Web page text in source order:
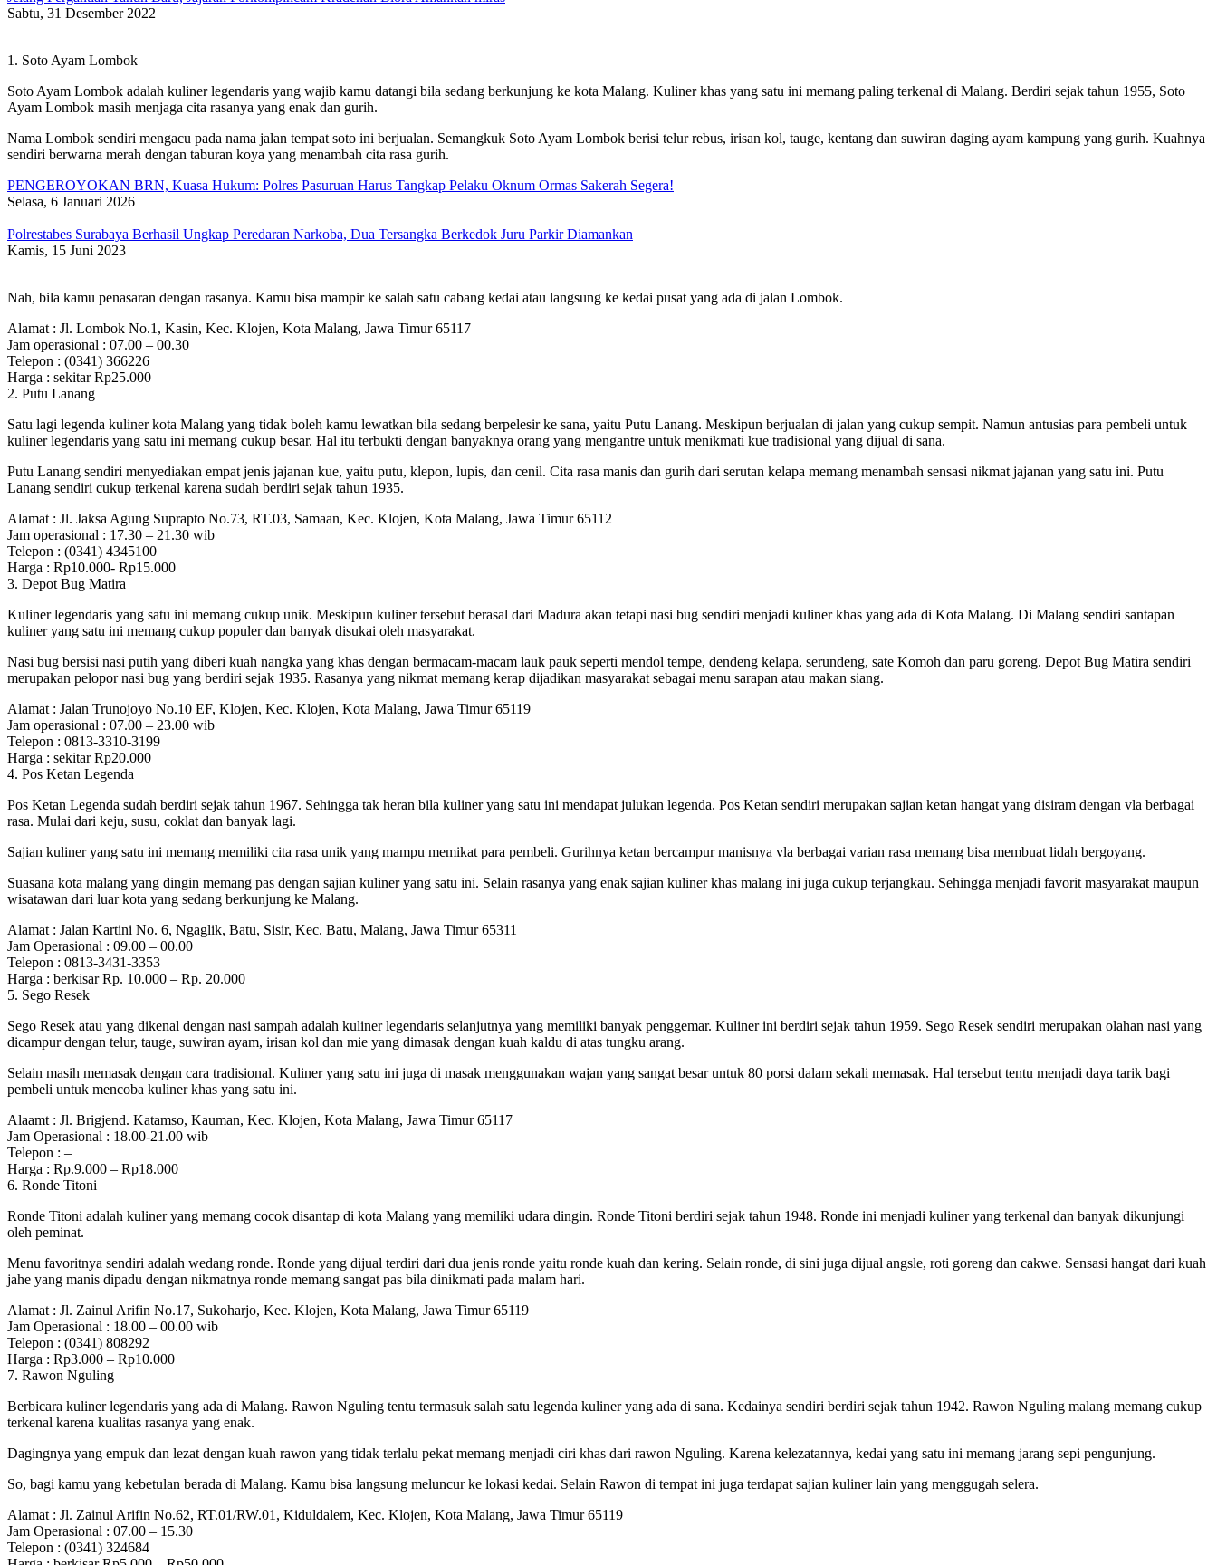
Sabtu, 31 Desember 2022
1. Soto Ayam Lombok
Soto Ayam Lombok adalah kuliner legendaris yang wajib kamu datangi bila sedang berkunjung ke kota Malang. Kuliner khas yang satu ini memang paling terkenal di Malang. Berdiri sejak tahun 1955, Soto
Ayam Lombok masih menjaga cita rasanya yang enak dan gurih.
Nama Lombok sendiri mengacu pada nama jalan tempat soto ini berjualan. Semangkuk Soto Ayam Lombok berisi telur rebus, irisan kol, tauge, kentang dan suwiran daging ayam kampung yang gurih. Kuahnya
sendiri berwarna merah dengan taburan koya yang menambah cita rasa gurih.
PENGEROYOKAN BRN, Kuasa Hukum: Polres Pasuruan Harus Tangkap Pelaku Oknum Ormas Sakerah Segera!
Selasa, 6 Januari 2026
Polrestabes Surabaya Berhasil Ungkap Peredaran Narkoba, Dua Tersangka Berkedok Juru Parkir Diamankan
Kamis, 15 Juni 2023
Nah, bila kamu penasaran dengan rasanya. Kamu bisa mampir ke salah satu cabang kedai atau langsung ke kedai pusat yang ada di jalan Lombok.
Alamat : Jl. Lombok No.1, Kasin, Kec. Klojen, Kota Malang, Jawa Timur 65117
Jam operasional : 07.00 – 00.30
Telepon : (0341) 366226
Harga : sekitar Rp25.000
2. Putu Lanang
Satu lagi legenda kuliner kota Malang yang tidak boleh kamu lewatkan bila sedang berpelesir ke sana, yaitu Putu Lanang. Meskipun berjualan di jalan yang cukup sempit. Namun antusias para pembeli untuk
kuliner legendaris yang satu ini memang cukup besar. Hal itu terbukti dengan banyaknya orang yang mengantre untuk menikmati kue tradisional yang dijual di sana.
Putu Lanang sendiri menyediakan empat jenis jajanan kue, yaitu putu, klepon, lupis, dan cenil. Cita rasa manis dan gurih dari serutan kelapa memang menambah sensasi nikmat jajanan yang satu ini. Putu
Lanang sendiri cukup terkenal karena sudah berdiri sejak tahun 1935.
Alamat : Jl. Jaksa Agung Suprapto No.73, RT.03, Samaan, Kec. Klojen, Kota Malang, Jawa Timur 65112
Jam operasional : 17.30 – 21.30 wib
Telepon : (0341) 4345100
Harga : Rp10.000- Rp15.000
3. Depot Bug Matira
Kuliner legendaris yang satu ini memang cukup unik. Meskipun kuliner tersebut berasal dari Madura akan tetapi nasi bug sendiri menjadi kuliner khas yang ada di Kota Malang. Di Malang sendiri santapan
kuliner yang satu ini memang cukup populer dan banyak disukai oleh masyarakat.
Nasi bug bersisi nasi putih yang diberi kuah nangka yang khas dengan bermacam-macam lauk pauk seperti mendol tempe, dendeng kelapa, serundeng, sate Komoh dan paru goreng. Depot Bug Matira sendiri
merupakan pelopor nasi bug yang berdiri sejak 1935. Rasanya yang nikmat memang kerap dijadikan masyarakat sebagai menu sarapan atau makan siang.
Alamat : Jalan Trunojoyo No.10 EF, Klojen, Kec. Klojen, Kota Malang, Jawa Timur 65119
Jam operasional : 07.00 – 23.00 wib
Telepon : 0813-3310-3199
Harga : sekitar Rp20.000
4. Pos Ketan Legenda
Pos Ketan Legenda sudah berdiri sejak tahun 1967. Sehingga tak heran bila kuliner yang satu ini mendapat julukan legenda. Pos Ketan sendiri merupakan sajian ketan hangat yang disiram dengan vla berbagai
rasa. Mulai dari keju, susu, coklat dan banyak lagi.
Sajian kuliner yang satu ini memang memiliki cita rasa unik yang mampu memikat para pembeli. Gurihnya ketan bercampur manisnya vla berbagai varian rasa memang bisa membuat lidah bergoyang.
Suasana kota malang yang dingin memang pas dengan sajian kuliner yang satu ini. Selain rasanya yang enak sajian kuliner khas malang ini juga cukup terjangkau. Sehingga menjadi favorit masyarakat maupun
wisatawan dari luar kota yang sedang berkunjung ke Malang.
Alamat : Jalan Kartini No. 6, Ngaglik, Batu, Sisir, Kec. Batu, Malang, Jawa Timur 65311
Jam Operasional : 09.00 – 00.00
Telepon : 0813-3431-3353
Harga : berkisar Rp. 10.000 – Rp. 20.000
5. Sego Resek
Sego Resek atau yang dikenal dengan nasi sampah adalah kuliner legendaris selanjutnya yang memiliki banyak penggemar. Kuliner ini berdiri sejak tahun 1959. Sego Resek sendiri merupakan olahan nasi yang
dicampur dengan telur, tauge, suwiran ayam, irisan kol dan mie yang dimasak dengan kuah kaldu di atas tungku arang.
Selain masih memasak dengan cara tradisional. Kuliner yang satu ini juga di masak menggunakan wajan yang sangat besar untuk 80 porsi dalam sekali memasak. Hal tersebut tentu menjadi daya tarik bagi
pembeli untuk mencoba kuliner khas yang satu ini.
Alaamt : Jl. Brigjend. Katamso, Kauman, Kec. Klojen, Kota Malang, Jawa Timur 65117
Jam Operasional : 18.00-21.00 wib
Telepon : –
Harga : Rp.9.000 – Rp18.000
6. Ronde Titoni
Ronde Titoni adalah kuliner yang memang cocok disantap di kota Malang yang memiliki udara dingin. Ronde Titoni berdiri sejak tahun 1948. Ronde ini menjadi kuliner yang terkenal dan banyak dikunjungi
oleh peminat.
Menu favoritnya sendiri adalah wedang ronde. Ronde yang dijual terdiri dari dua jenis ronde yaitu ronde kuah dan kering. Selain ronde, di sini juga dijual angsle, roti goreng dan cakwe. Sensasi hangat dari kuah
jahe yang manis dipadu dengan nikmatnya ronde memang sangat pas bila dinikmati pada malam hari.
Alamat : Jl. Zainul Arifin No.17, Sukoharjo, Kec. Klojen, Kota Malang, Jawa Timur 65119
Jam Operasional : 18.00 – 00.00 wib
Telepon : (0341) 808292
Harga : Rp3.000 – Rp10.000
7. Rawon Nguling
Berbicara kuliner legendaris yang ada di Malang. Rawon Nguling tentu termasuk salah satu legenda kuliner yang ada di sana. Kedainya sendiri berdiri sejak tahun 1942. Rawon Nguling malang memang cukup
terkenal karena kualitas rasanya yang enak.
Dagingnya yang empuk dan lezat dengan kuah rawon yang tidak terlalu pekat memang menjadi ciri khas dari rawon Nguling. Karena kelezatannya, kedai yang satu ini memang jarang sepi pengunjung.
So, bagi kamu yang kebetulan berada di Malang. Kamu bisa langsung meluncur ke lokasi kedai. Selain Rawon di tempat ini juga terdapat sajian kuliner lain yang menggugah selera.
Alamat : Jl. Zainul Arifin No.62, RT.01/RW.01, Kiduldalem, Kec. Klojen, Kota Malang, Jawa Timur 65119
Jam Operasional : 07.00 – 15.30
Telepon : (0341) 324684